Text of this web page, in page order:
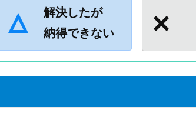
解決したが
納得できない